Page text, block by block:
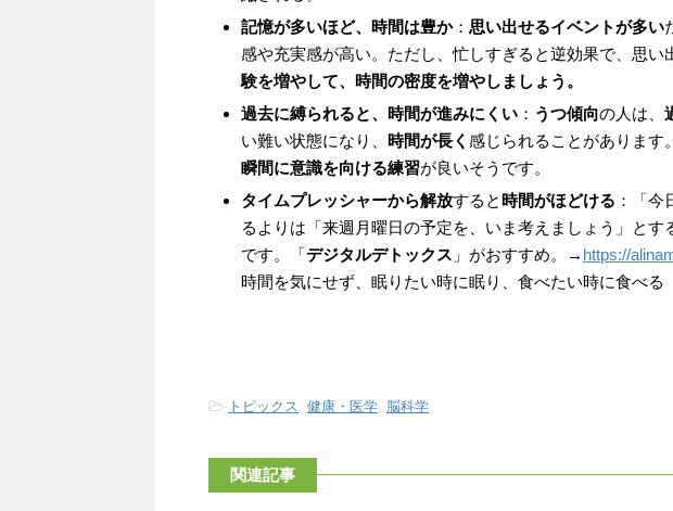
記憶が多いほど、時間は豊か： 思い出せるイベントが多い
感や充実感が高い。ただし、忙しすぎると逆効果で、思い
験を増やして、時間の密度を増やしましょう。
過去に縛られると、時間が進みにくい ： うつ傾向の人は、
い難い状態になり、 時間が長く 感じられることがあります
瞬間に意識を向ける練習が良いそうです。
タイムプレッシャーから解放すると 時間がほどける ：「
るよりは「来週月曜日の予定を、いま考えましょう」とす
です。「デジタルデトックス 」がおすすめ。→ https://
時間を気にせず、眠りたい時に眠り、食べたい時に食べる
- トピックス, 健康・医学, 脳科学
関連記事